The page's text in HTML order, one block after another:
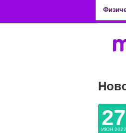
27
ИЮН 2022